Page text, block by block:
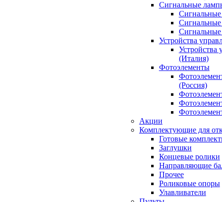
Сигнальные
Устройства
Устройства
(Италия)
Фотоэлементы
(Россия)
Акции
Комплектующие для
Готовые
Заглушки
Концевые ролики
Направляющие
Прочее
Роликовые опоры
Улавливатели